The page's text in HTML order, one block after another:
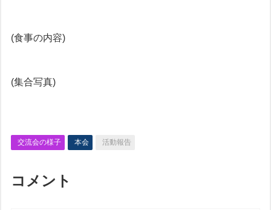
(食事の内容)
(集合写真)
交流会の様子 本会 活動報告
コメント